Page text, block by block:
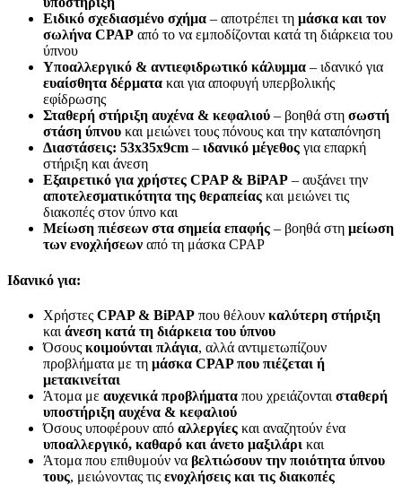
Ειδικό σχεδιασμένο σχήμα – αποτρέπει τη μάσκα και τον
σωλήνα CPAP από το να εμποδίζονται κατά τη διάρκεια του
ύπνου
Υποαλλεργικό & αντιεφιδρωτικό κάλυμμα – ιδανικό για
ευαίσθητα δέρματα και για αποφυγή υπερβολικής
εφίδρωσης
Σταθερή στήριξη αυχένα & κεφαλιού – βοηθά στη σωστή
στάση ύπνου και μειώνει τους πόνους και την καταπόνηση
Διαστάσεις: 53x35x9cm – ιδανικό μέγεθος για επαρκή
στήριξη και άνεση
Εξαιρετικό για χρήστες CPAP & BiPAP – αυξάνει την
αποτελεσματικότητα της θεραπείας και μειώνει τις
διακοπές στον ύπνο και
Μείωση πιέσεων στα σημεία επαφής – βοηθά στη μείωση
των ενοχλήσεων από τη μάσκα CPAP
Ιδανικό για:
Χρήστες CPAP & BiPAP που θέλουν καλύτερη στήριξη
και άνεση κατά τη διάρκεια του ύπνου
Όσους κοιμούνται πλάγια, αλλά αντιμετωπίζουν
προβλήματα με τη μάσκα CPAP που πιέζεται ή
μετακινείται
Άτομα με αυχενικά προβλήματα που χρειάζονται σταθερή
υποστήριξη αυχένα & κεφαλιού
Όσους υποφέρουν από αλλεργίες και αναζητούν ένα
υποαλλεργικό, καθαρό και άνετο μαξιλάρι και
Άτομα που επιθυμούν να βελτιώσουν την ποιότητα ύπνου
τους, μειώνοντας τις ενοχλήσεις και τις διακοπές